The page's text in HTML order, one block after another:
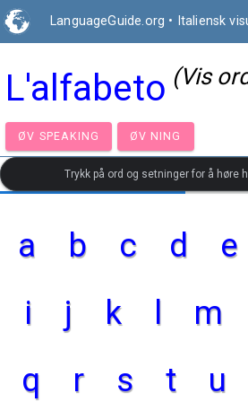
LanguageGuide.org • Italiensk
L'alfabeto (Vis
ØV SPEAKING ØV NING
Trykk på ord og setninger for å høre
a b c d e
i
j k l m
q
r s t u